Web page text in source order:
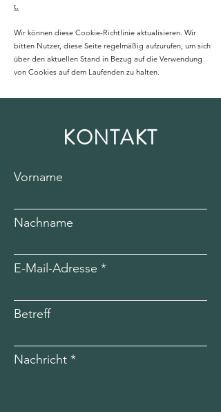
t.
Wir können diese Cookie-Richtlinie aktualisieren. Wir
bitten Nutzer, diese Seite regelmäßig aufzurufen, um sich
über den aktuellen Stand in Bezug auf die Verwendung
von Cookies auf dem Laufenden zu halten.
KONTAKT
Vorname
Nachname
E-Mail-Adresse
Betreff
Nachricht